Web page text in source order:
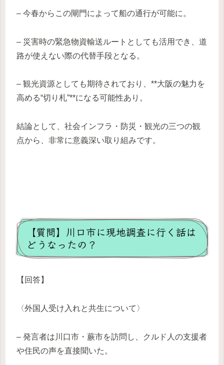
– 今春からこの閘門によって船の通行が可能に。
– 災害時の緊急物資輸送ルートとしても活用でき、道
路が使えない際の代替手段となる。
– 観光資源としても期待されており、**大阪の魅力を
高める“切り札”**になる可能性あり。
結論として、社会インフラ・防災・観光の三つの観
点から、非常に意義深い取り組みです。
【質問】川口市に現地調査に行く話は
どうなったの？
【回答】
〈外国人受け入れと共生について〉
– 発言者は川口市・蕨市を訪問し、クルド人の支援者
や住民の声を直接聞いた。